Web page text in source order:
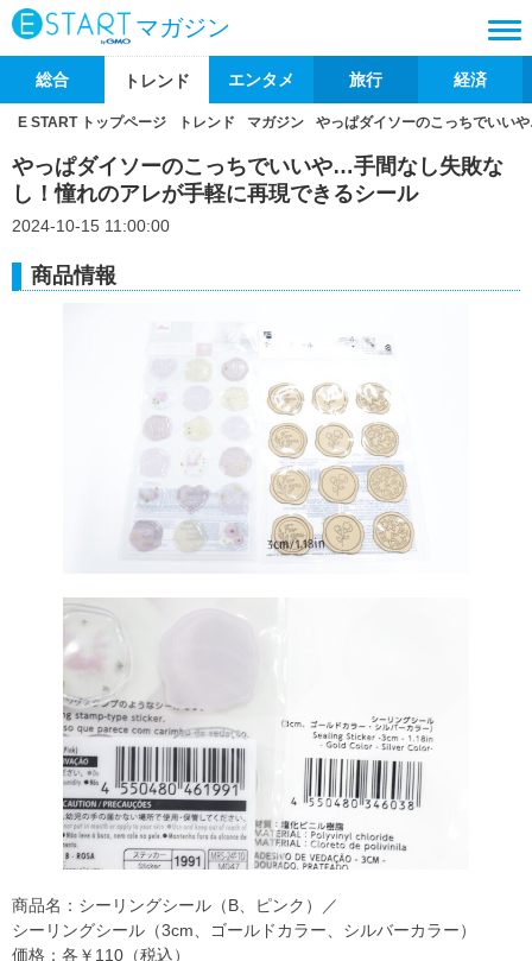
マガジン
総合 トレンド エンタメ 旅行 経済
E START トップページ トレンド マガジン やっぱダイソーのこっちでいい
やっぱダイソーのこっちでいいや…手間なし失敗な
し！憧れのアレが手軽に再現できるシール
2024-10-15 11:00:00
商品情報
商品名：シーリングシール（B、ピンク）／
シーリングシール（3cm、ゴールドカラー、シルバーカラー）
価格：各￥110（税込）